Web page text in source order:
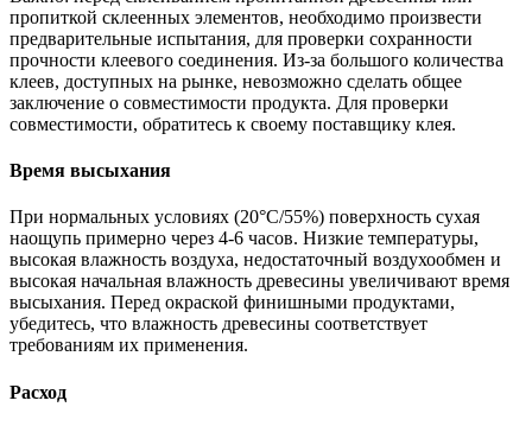
пропиткой склеенных элементов, необходимо произвести
предварительные испытания, для проверки сохранности
прочности клеевого соединения. Из-за большого количества
клеев, доступных на рынке, невозможно сделать общее
заключение о совместимости продукта. Для проверки
совместимости, обратитесь к своему поставщику клея.
Время высыхания
При нормальных условиях (20°С/55%) поверхность сухая
наощупь примерно через 4-6 часов. Низкие температуры,
высокая влажность воздуха, недостаточный воздухообмен и
высокая начальная влажность древесины увеличивают время
высыхания. Перед окраской финишными продуктами,
убедитесь, что влажность древесины соответствует
требованиям их применения.
Расход